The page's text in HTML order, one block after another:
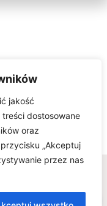
jakość
dostosowane
oraz
„Akceptuj
przez nas
ślubnych